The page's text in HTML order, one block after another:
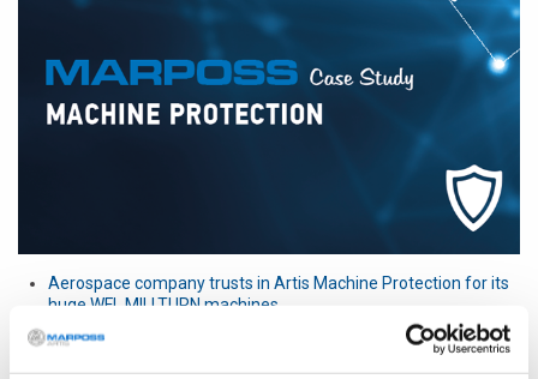
Aerospace company trusts in Artis Machine Protection for its
huge WFL MILLTURN machines
Several large horizontal doosan lathes for rough machining
and semi-finish machining are monitored by Artis dynamic
collision kit systems
한국어 (Korean)
PУССКИЙ (Russian)
If you are not yet registered, you may do it now: it is free!
Click here!